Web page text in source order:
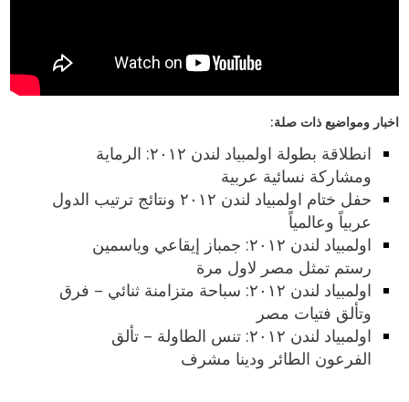
اخبار ومواضيع ذات صلة:
انطلاقة بطولة اولمبياد لندن ٢٠١٢: الرماية
ومشاركة نسائية عربية
حفل ختام اولمبياد لندن ٢٠١٢ ونتائج ترتيب الدول
عربياً وعالمياً
اولمبياد لندن ٢٠١٢: جمباز إيقاعي وياسمين
رستم تمثل مصر لاول مرة
اولمبياد لندن ٢٠١٢: سباحة متزامنة ثنائي – فرق
وتألق فتيات مصر
اولمبياد لندن ٢٠١٢: تنس الطاولة – تألق
الفرعون الطائر ودينا مشرف